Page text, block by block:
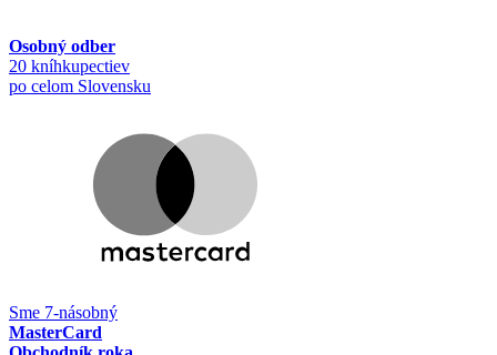
Osobný odber
20 kníhkupectiev
po celom Slovensku
Sme 7-násobný
MasterCard